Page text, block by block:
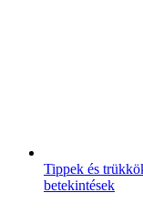
Tippek és
betekintések